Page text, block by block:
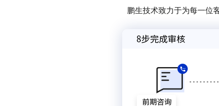
鹏生技术致力于为每一位